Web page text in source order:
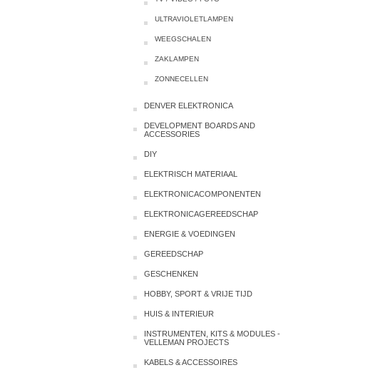
ULTRAVIOLETLAMPEN
WEEGSCHALEN
ZAKLAMPEN
ZONNECELLEN
DENVER ELEKTRONICA
DEVELOPMENT BOARDS AND
ACCESSORIES
DIY
ELEKTRISCH MATERIAAL
ELEKTRONICACOMPONENTEN
ELEKTRONICAGEREEDSCHAP
ENERGIE & VOEDINGEN
GEREEDSCHAP
GESCHENKEN
HOBBY, SPORT & VRIJE TIJD
HUIS & INTERIEUR
INSTRUMENTEN, KITS & MODULES -
VELLEMAN PROJECTS
KABELS & ACCESSOIRES